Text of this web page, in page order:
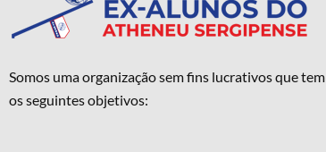
Somos uma organização sem fins lucrativos que tem
os seguintes objetivos: